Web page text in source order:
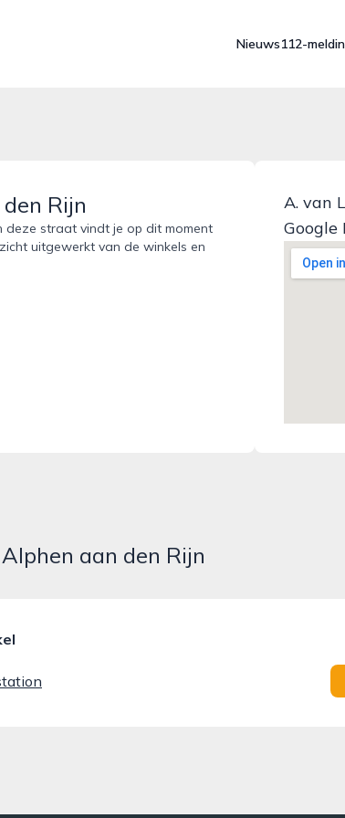
Nieuws112-
Rijn
deze straat vindt je op dit moment
uitgewerkt van de winkels en
A. van
Google
aan den Rijn